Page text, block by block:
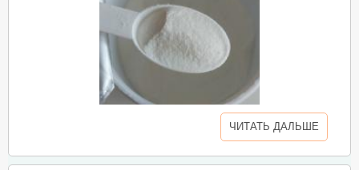
ЧИТАТЬ ДАЛЬШЕ